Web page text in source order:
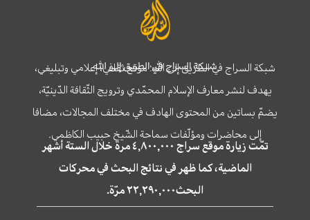
شبكة السراج في الطريق إلى الله
شبكة السراج في الطريق إلى الله؛ موقع ثقافي، إعلامي وتبليغي،
يهدف لنشر معارف الإسلام المحمّدي وترويج الثّقافة الدّينيّة،
يضمّ بساتين من المحتوى الهادف في مختلف المجالات، مضافا
إلى محاضرات ومؤلّفات سماحة الشّيخ حبيب الكاظمي.
تمّت زيارة موقع سراج ٤,٨٠٠,٠٠٠ مرة خلال الستة أشهر
الماضية، كما ظهر في نتائج البحث في محركات
البحث٢٢,٢٩٠,٠٠٠ مرّة.